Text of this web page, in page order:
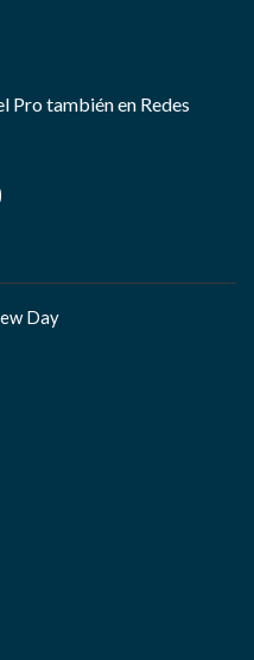
Pro también en Redes
Day